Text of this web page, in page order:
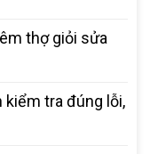
thợ giỏi sửa
kiểm tra đúng lỗi,